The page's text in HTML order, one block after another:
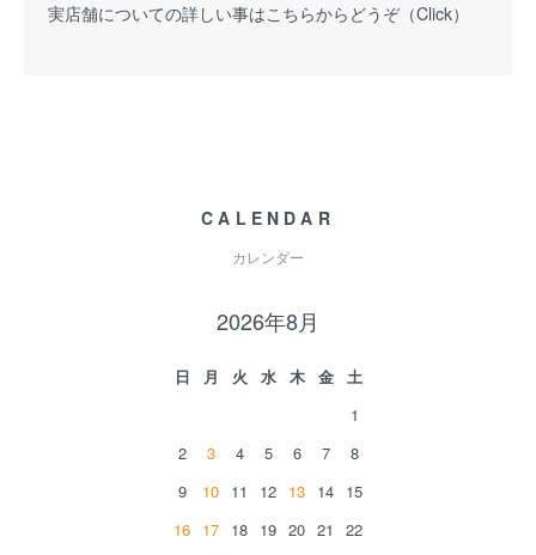
実店舗についての詳しい事はこちらからどうぞ（Click）
CALENDAR
カレンダー
2026年8月
日 月 火 水 木 金
土
1
2
3 4 5 6 7
8
9
10 11 12 13 14 15
16 17 18 19 20 21
22